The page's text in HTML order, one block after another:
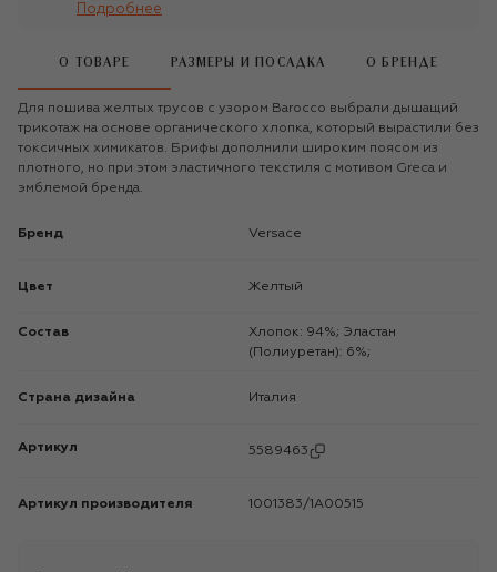
Подробнее
О ТОВАРЕ РАЗМЕРЫ И ПОСАДКА О БРЕНДЕ
Для пошива желтых трусов с узором Barocco выбрали дышащий
трикотаж на основе органического хлопка, который вырастили без
токсичных химикатов. Брифы дополнили широким поясом из
плотного, но при этом эластичного текстиля с мотивом Greca и
эмблемой бренда.
Бренд Versace
Цвет Желтый
Состав
Хлопок: 94%; Эластан
(Полиуретан): 6%;
Страна дизайна Италия
Артикул 5589463
Артикул производителя 1001383/1A00515